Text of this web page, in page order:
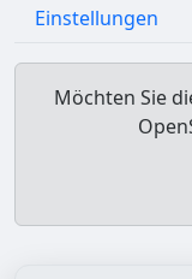
Einstellungen
Möchten Sie